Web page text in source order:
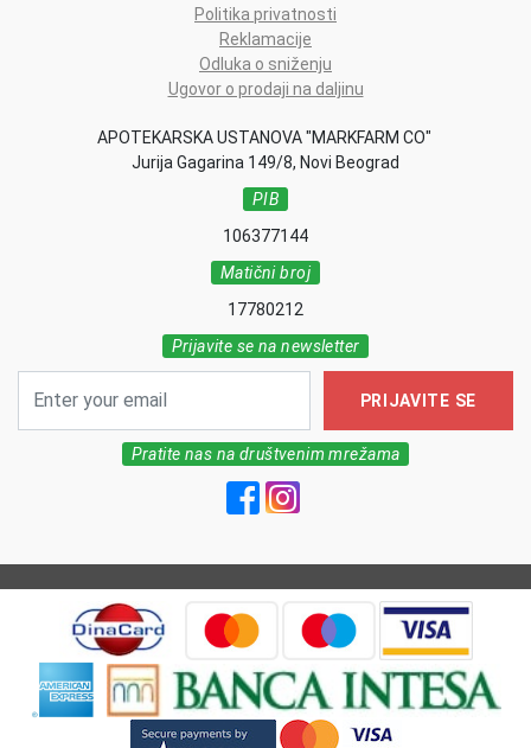
Politika privatnosti
Reklamacije
Odluka o sniženju
Ugovor o prodaji na daljinu
APOTEKARSKA USTANOVA "MARKFARM CO"
Jurija Gagarina 149/8, Novi Beograd
PIB
106377144
Matični broj
17780212
Prijavite se na newsletter
PRIJAVITE SE
Pratite nas na društvenim mrežama